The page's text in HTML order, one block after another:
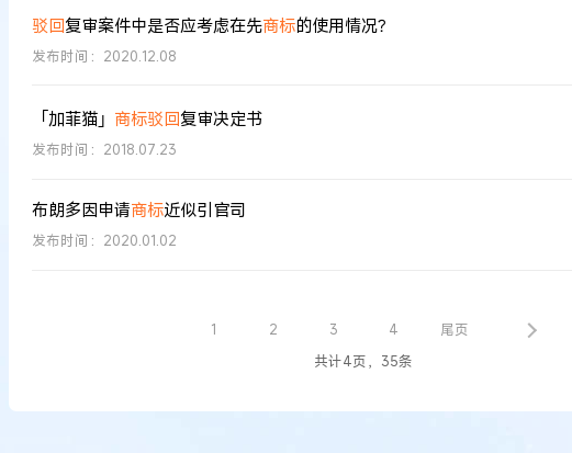
报》采访：技术革新下知识产权保护面临新
徐新明律师经典案例：刘某与西安某生物科
技有限公司技术合作开发合同纠纷案
驳回复审案件中是否应考虑在先商标的使用情况？
发布时间：2020.12.08
「加菲猫」 商标驳回复审决定书
发布时间：2018.07.23
布朗多因申请商标近似引官司
发布时间：2020.01.02
1 2 3 4
尾页
共计4页，35条